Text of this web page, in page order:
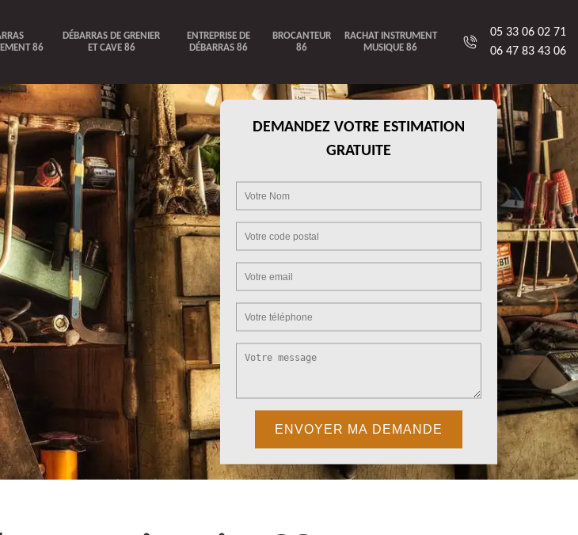
86
DÉBARRAS DE GRENIER
ET CAVE 86
ENTREPRISE DE
DÉBARRAS 86
BROCANTEUR
86
RACHAT INSTRUMENT
MUSIQUE 86
05 33 06 02 71
06 47 83 43 06
DEMANDEZ VOTRE ESTIMATION
GRATUITE